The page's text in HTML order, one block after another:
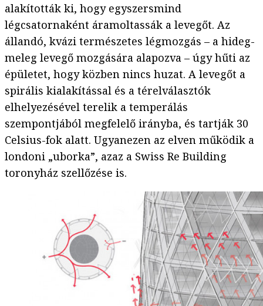
alakították ki, hogy egyszersmind
légcsatornaként áramoltassák a levegőt. Az
állandó, kvázi természetes légmozgás – a hideg-
meleg levegő mozgására alapozva – úgy hűti az
épületet, hogy közben nincs huzat. A levegőt a
spirális kialakítással és a térelválasztók
elhelyezésével terelik a temperálás
szempontjából megfelelő irányba, és tartják 30
Celsius-fok alatt. Ugyanezen az elven működik a
londoni „uborka”, azaz a Swiss Re Building
toronyház szellőzése is.